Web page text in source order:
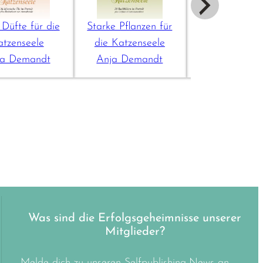
Düfte für die
Demandt
Starke Pflanzen für
die Katzenseele
Anja Demandt
Was sind die Erfolgsgeheimnisse unserer
Mitglieder?